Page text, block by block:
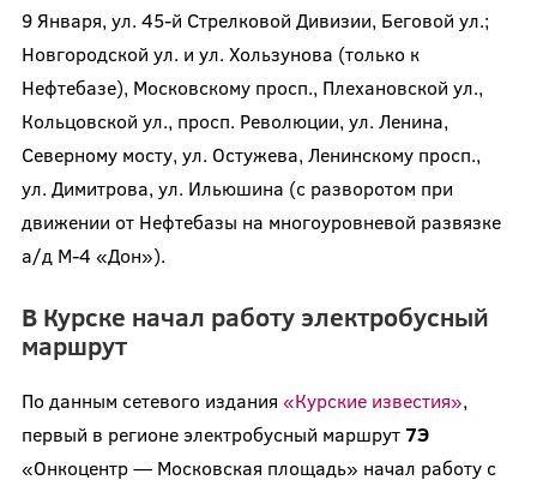
9 Января, ул. 45-й Стрелковой Дивизии, Беговой ул.;
Новгородской ул. и ул. Хользунова (только к
Нефтебазе), Московскому просп., Плехановской ул.,
Кольцовской ул., просп. Революции, ул. Ленина,
Северному мосту, ул. Остужева, Ленинскому просп.,
ул. Димитрова, ул. Ильюшина (с разворотом при
движении от Нефтебазы на многоуровневой развязке
а/д М-4 «Дон»).
В Курске начал работу электробусный
маршрут
По данным сетевого издания «Курские известия»,
первый в регионе электробусный маршрут7Э
«Онкоцентр — Московская площадь» начал работу с